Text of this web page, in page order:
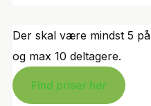
Der skal være mindst 5
og max 10 deltagere.
Find priser her